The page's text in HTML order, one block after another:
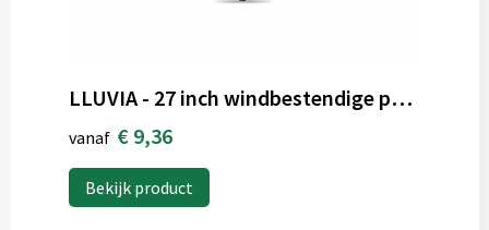
LLUVIA - 27 inch windbestendige paraplu
vanaf € 9,36
Bekijk product